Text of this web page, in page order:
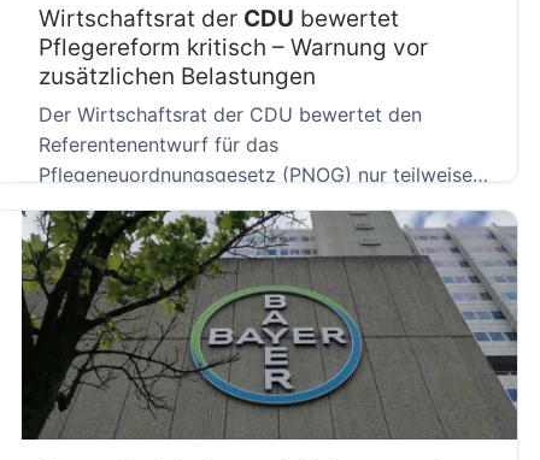
Wirtschaftsrat der CDU bewertet
Pflegereform kritisch – Warnung vor
zusätzlichen Belastungen
Der Wirtschaftsrat der CDU bewertet den
Referentenentwurf für das
Pflegeneuordnungsgesetz (PNOG) nur teilweise
positiv und warnt vor zusätzlichen […]